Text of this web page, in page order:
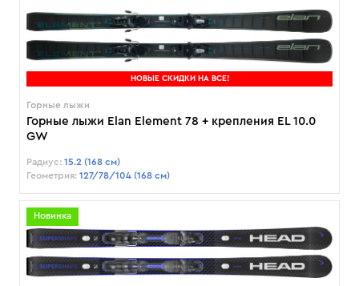
НОВЫЕ СКИДКИ НА ВСЕ!
Горные лыжи
Горные лыжи Elan Element 78 + крепления EL 10.0
GW
Радиус: 15.2 (168 см)
Геометрия: 127/78/104 (168 см)
Новинка